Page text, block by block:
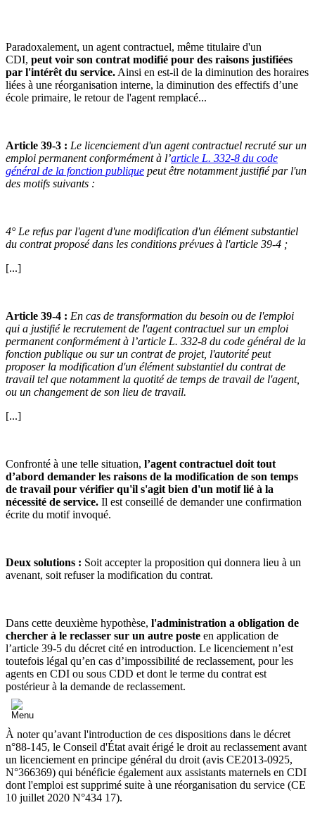
Paradoxalement, un agent contractuel, même titulaire d'un
CDI, peut voir son contrat modifié pour des raisons justifiées
par l'intérêt du service. Ainsi en est-il de la diminution des horaires
liées à une réorganisation interne, la diminution des effectifs d’une
école primaire, le retour de l'agent remplacé...
Article 39-3 : Le licenciement d'un agent contractuel recruté sur un
emploi permanent conformément à l’article L. 332-8 du code
général de la fonction publique peut être notamment justifié par l'un
des motifs suivants :
4° Le refus par l'agent d'une modification d'un élément substantiel
du contrat proposé dans les conditions prévues à l'article 39-4 ;
[...]
Article 39-4 : En cas de transformation du besoin ou de l'emploi
qui a justifié le recrutement de l'agent contractuel sur un emploi
permanent conformément à l’article L. 332-8 du code général de la
fonction publique ou sur un contrat de projet, l'autorité peut
proposer la modification d'un élément substantiel du contrat de
travail tel que notamment la quotité de temps de travail de l'agent,
ou un changement de son lieu de travail.
[...]
Confronté à une telle situation, l’agent contractuel doit tout
d’abord demander les raisons de la modification de son temps
de travail pour vérifier qu'il s'agit bien d'un motif lié à la
nécessité de service. Il est conseillé de demander une confirmation
écrite du motif invoqué.
Deux solutions : Soit accepter la proposition qui donnera lieu à un
avenant, soit refuser la modification du contrat.
Dans cette deuxième hypothèse, l'administration a obligation de
chercher à le reclasser sur un autre poste en application de
l’article 39-5 du décret cité en introduction. Le licenciement n’est
toutefois légal qu’en cas d’impossibilité de reclassement, pour les
agents en CDI ou sous CDD et dont le terme du contrat est
postérieur à la demande de reclassement.
À noter qu’avant l'introduction de ces dispositions dans le décret
n°88-145, le Conseil d'État avait érigé le droit au reclassement avant
un licenciement en principe général du droit (avis CE2013-0925,
N°366369) qui bénéficie également aux assistants maternels en CDI
dont l'emploi est supprimé suite à une réorganisation du service (CE
10 juillet 2020 N°434 17).